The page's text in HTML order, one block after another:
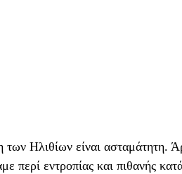
Ηλιθίων είναι ασταμάτητη.
περί εντροπίας και πιθανής